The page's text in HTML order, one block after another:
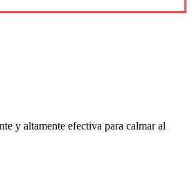
y altamente efectiva para calmar al